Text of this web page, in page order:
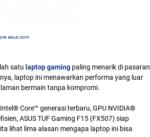
satu laptop gaming paling menarik di pasaran
laptop ini menawarkan performa yang luar
bermain tanpa kompromi.
Core™ generasi terbaru, GPU NVIDIA®
ASUS TUF Gaming F15 (FX507) siap
lihat lima alasan mengapa laptop ini bisa